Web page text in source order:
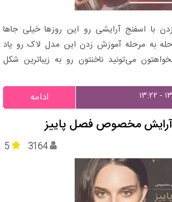
با اسفنج آرایشی رو این روزها خیلی جاها
به مرحله آموزش زدن این مدل لاک رو یاد
می‌تونید ناخنتون رو به زیباترین شکل
ادامه
مخصوص فصل پاییز
5 3164